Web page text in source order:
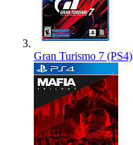
Gran Turismo 7 (PS4)